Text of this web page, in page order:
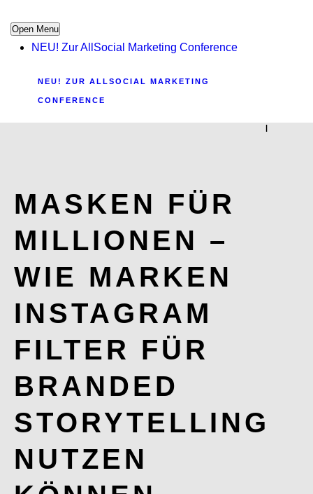
Open Menu
NEU! Zur AllSocial Marketing Conference
NEU! ZUR ALLSOCIAL MARKETING
CONFERENCE
|
MASKEN FÜR
MILLIONEN –
WIE MARKEN
INSTAGRAM
FILTER FÜR
BRANDED
STORYTELLING
NUTZEN